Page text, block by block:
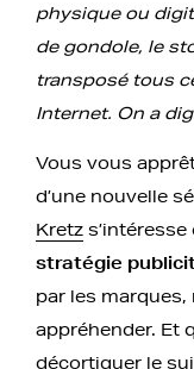
physique ou
de gondole, le
transposé tous
Internet. On a
Vous vous
d’une nouvelle
Kretz
stratégie
par les
appréhender. Et
décortiquer le